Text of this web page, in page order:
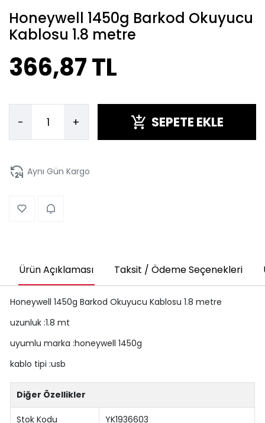
Honeywell 1450g Barkod Okuyucu
Kablosu 1.8 metre
366,87 TL
- + SEPETE EKLE
Aynı Gün Kargo
Ürün Açıklaması Taksit / Ödeme Seçenekleri
Honeywell 1450g Barkod Okuyucu Kablosu 1.8 metre
uzunluk :1.8 mt
uyumlu marka :honeywell 1450g
kablo tipi :usb
Diğer Özellikler
Stok Kodu YK1936603